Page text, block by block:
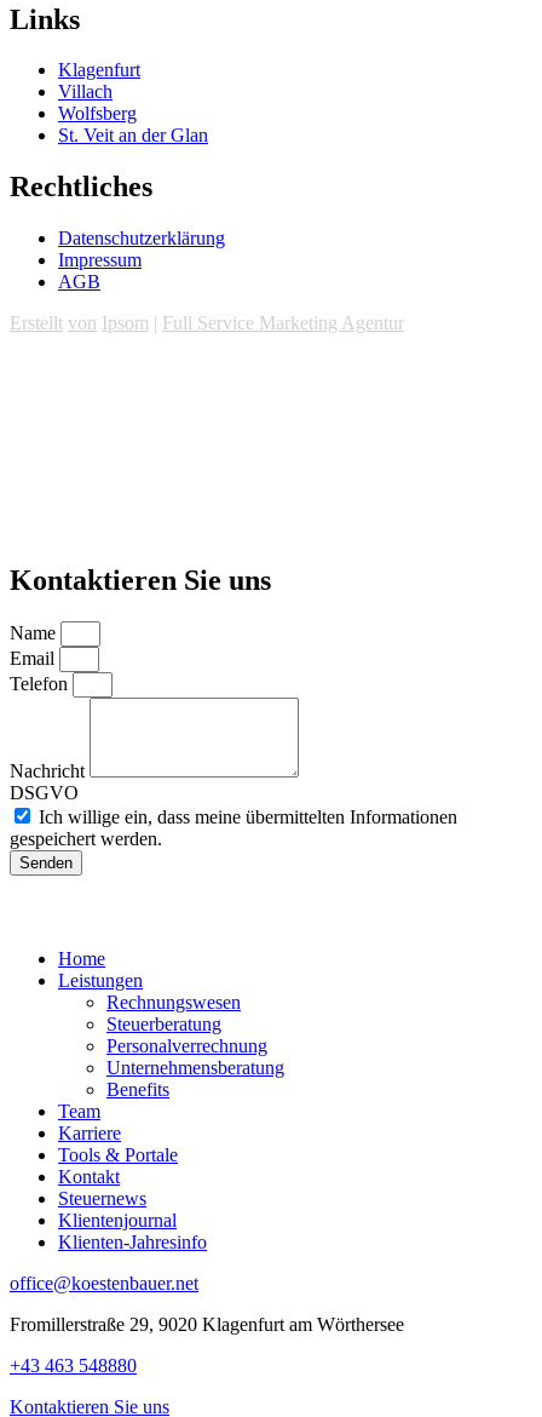
Links
Klagenfurt
Villach
Wolfsberg
St. Veit an der Glan
Rechtliches
Datenschutzerklärung
Impressum
AGB
Erstellt von Ipsom | Full Service Marketing Agentur
Kontaktieren Sie uns
Name
Email
Telefon
Nachricht
DSGVO
Ich willige ein, dass meine übermittelten Informationen
gespeichert werden.
Senden
Home
Leistungen
Rechnungswesen
Steuerberatung
Personalverrechnung
Unternehmensberatung
Benefits
Team
Karriere
Tools & Portale
Kontakt
Steuernews
Klientenjournal
Klienten-Jahresinfo
office@koestenbauer.net
Fromillerstraße 29, 9020 Klagenfurt am Wörthersee
+43 463 548880
Kontaktieren Sie uns